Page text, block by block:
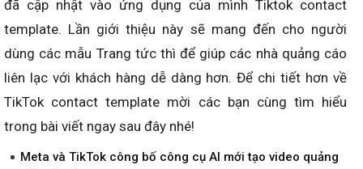
đã cập nhật vào ứng dụng của mình Tiktok contact
template. Lần giới thiệu này sẽ mang đến cho người
dùng các mẫu Trang tức thì để giúp các nhà quảng cáo
liên lạc với khách hàng dễ dàng hơn. Để chi tiết hơn về
TikTok contact template mời các bạn cùng tìm hiểu
trong bài viết ngay sau đây nhé!
Meta và TikTok công bố công cụ AI mới tạo video quảng